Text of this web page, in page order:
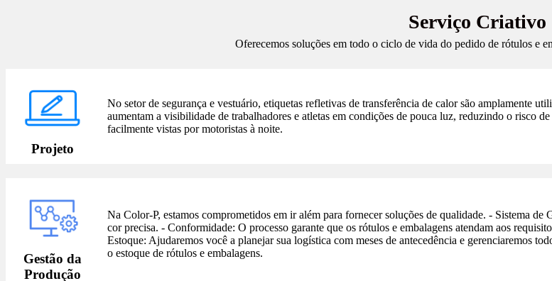
Serviço Criativo
Oferecemos soluções em todo o ciclo de vida do pedido de rótulos e
Projeto
No setor de segurança e vestuário, etiquetas refletivas de transferência de calor são amplamente
aumentam a visibilidade de trabalhadores e atletas em condições de pouca luz, reduzindo o risco
facilmente vistas por motoristas à noite.
Gestão da
Produção
Na Color-P, estamos comprometidos em ir além para fornecer soluções de qualidade. - Sistema
cor precisa. - Conformidade: O processo garante que os rótulos e embalagens atendam aos
Estoque: Ajudaremos você a planejar sua logística com meses de antecedência e gerenciaremos
o estoque de rótulos e embalagens.